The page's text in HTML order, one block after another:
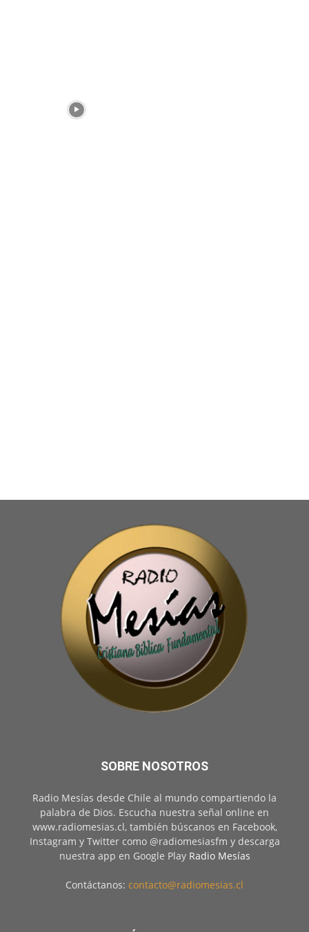
SOBRE NOSOTROS
Radio Mesías desde Chile al mundo compartiendo la
palabra de Dios. Escucha nuestra señal online en
www.radiomesias.cl, también búscanos en Facebook,
Instagram y Twitter como @radiomesiasfm y descarga
nuestra app en Google Play Radio Mesías
Contáctanos: contacto@radiomesias.cl